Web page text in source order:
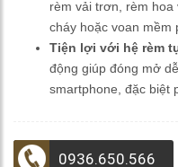
rèm vải trơn, rèm
cháy hoặc voan mềm
Tiện lợi với hệ rèm
động giúp đóng mở
smartphone, đặc biệt
0936.650.566